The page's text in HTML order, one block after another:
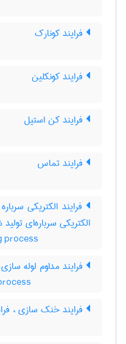
فرایند کونارک
فرایند کونکلین
فرایند کن استیل
فرایند تماس
فرایند الکتریکی
الکتریکی سرباره‌ای
process
فرایند مداوم لوله
فرایند خنک سازی ،